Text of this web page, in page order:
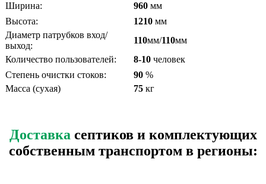
Ширина:
960 мм
Высота:
1210 мм
Диаметр патрубков вход/
выход:
110мм/110мм
Количество пользователей:
8-10 человек
Степень очистки стоков:
90 %
Масса (сухая)
75 кг
Доставка септиков и комплектующих
собственным транспортом в регионы: